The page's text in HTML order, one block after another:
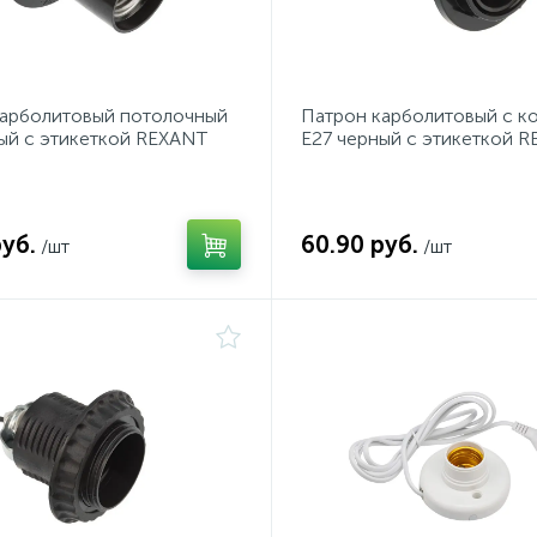
потолочный
c этикеткой REXANT
/шт
Патрон карболитовый с
Е27 черный c этикеткой
60.90 руб. /шт